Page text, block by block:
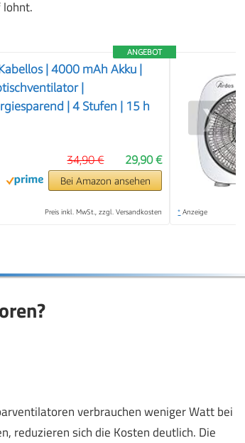
ANGEBOT
| 4000 mAh Akku |
|
| 4 Stufen | 15 h
29,90 €
34,90 €
Bei Amazon ansehen
Preis inkl. MwSt., zzgl. Versandkosten * Anzeige
❯
verbrauchen weniger Watt bei
reduzieren sich die Kosten deutlich. Die